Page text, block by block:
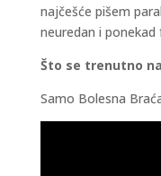
najčešće pišem
neuredan i ponekad
Što se trenutno
Samo Bolesna